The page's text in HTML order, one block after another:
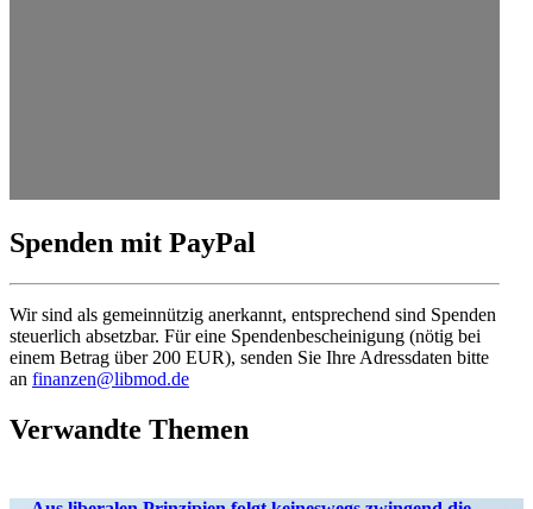
Spenden mit PayPal
Wir sind als gemein­nützig anerkannt, entspre­chend sind Spenden
steuerlich absetzbar. Für eine Spenden­be­schei­nigung (nötig bei
einem Betrag über 200 EUR), senden Sie Ihre Adress­daten bitte
an finanzen@libmod.de
Verwandte Themen